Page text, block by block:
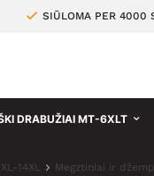
SIŪLOMA PER 4000
DRABUŽIAI MT-6XLT
14XL Megztiniai ir